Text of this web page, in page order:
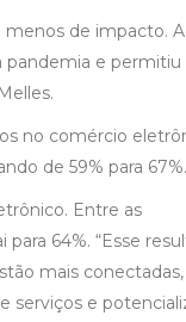
menos de impacto. A
pandemia e permitiu
no comércio
de 59% para 67%.
Entre as
64%. “Esse
mais conectadas,
serviços e